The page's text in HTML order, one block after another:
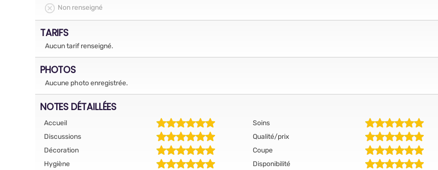
Non renseigné
TARIFS
Aucun tarif renseigné.
PHOTOS
Aucune photo enregistrée.
NOTES DÉTAILLÉES
Accueil
Soins
Discussions
Qualité/prix
Décoration
Coupe
Hygiène
Disponibilité